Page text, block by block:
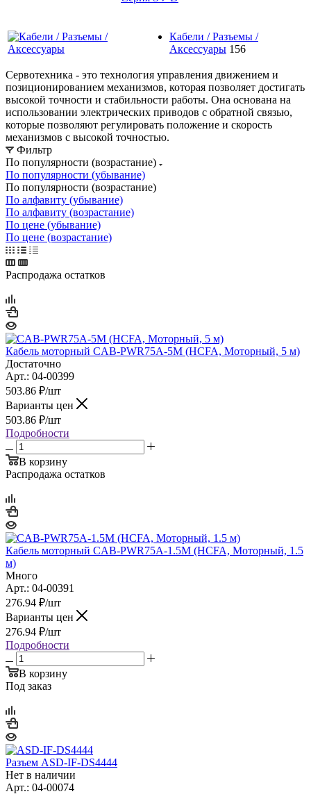
Кабели / Разъемы /
Аксессуары 156
Сервотехника - это технология управления движением и
позиционированием механизмов, которая позволяет достигать
высокой точности и стабильности работы. Она основана на
использовании электрических приводов с обратной связью,
которые позволяют регулировать положение и скорость
механизмов с высокой точностью.
Фильтр
По популярности (возрастание)
По популярности (убывание)
По популярности (возрастание)
По алфавиту (убывание)
По алфавиту (возрастание)
По цене (убывание)
По цене (возрастание)
Распродажа остатков
Кабель моторный CAB-PWR75A-5M (HCFA, Моторный, 5 м)
Достаточно
Арт.: 04-00399
503.86 ₽/шт
Варианты цен
503.86 ₽/шт
Подробности
В корзину
Распродажа остатков
Кабель моторный CAB-PWR75A-1.5M (HCFA, Моторный, 1.5
м)
Много
Арт.: 04-00391
276.94 ₽/шт
Варианты цен
276.94 ₽/шт
Подробности
В корзину
Под заказ
Разъем ASD-IF-DS4444
Нет в наличии
Арт.: 04-00074